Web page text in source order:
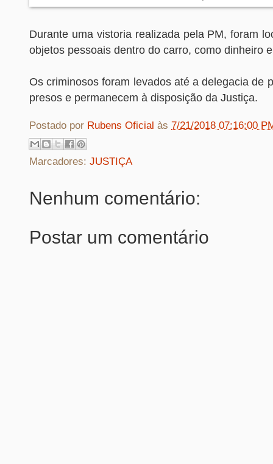
Durante uma vistoria realizada pela PM, foram
objetos pessoais dentro do carro, como dinheiro
Os criminosos foram levados até a delegacia de
presos e permanecem à disposição da Justiça.
Postado por Rubens Oficial às 7/21/2018 07:16:00
Marcadores: JUSTIÇA
Nenhum comentário:
Postar um comentário